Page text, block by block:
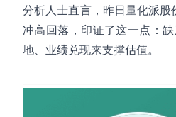
分析人士直言，昨日量化派
冲高回落，印证了这一点：
地、业绩兑现来支撑估值。
#量化派 #次新股